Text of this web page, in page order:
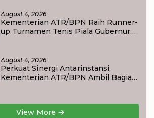
August 4, 2026
Kementerian ATR/BPN Raih Runner-
up Turnamen Tenis Piala Gubernur
August 4, 2026
Perkuat Sinergi Antarinstansi,
Kementerian ATR/BPN Ambil Bagian
View More